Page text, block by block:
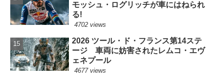
モッシュ・ログリッチが車にはねられ
る!
4702 views
2026 ツール・ド・フランス第14ステ
ージ 車両に妨害されたレムコ・エヴ
ェネプール
4677 views